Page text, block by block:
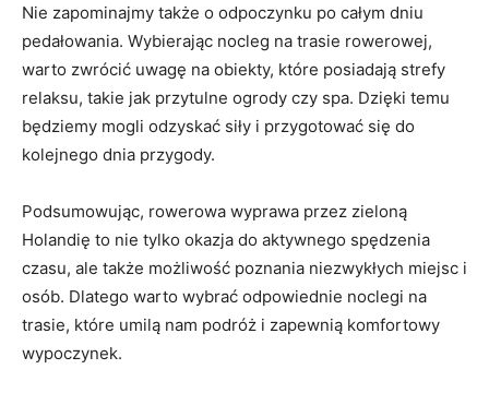
Nie zapominajmy także o odpoczynku po całym dniu
pedałowania. Wybierając ⁣nocleg na trasie rowerowej,
warto zwrócić uwagę na obiekty, które posiadają strefy
relaksu, takie jak przytulne⁣ ogrody czy spa. Dzięki ​temu
będziemy mogli odzyskać siły⁤ i ⁣przygotować się⁢ do
kolejnego dnia przygody.
Podsumowując, rowerowa wyprawa ​przez zieloną⁤
Holandię to ⁤nie tylko okazja⁤ do aktywnego⁤ spędzenia
⁣czasu, ale także możliwość poznania ⁣niezwykłych⁢ miejsc i
osób. Dlatego warto wybrać odpowiednie noclegi ⁣na
trasie,‌ które umilą nam podróż i zapewnią komfortowy
wypoczynek.